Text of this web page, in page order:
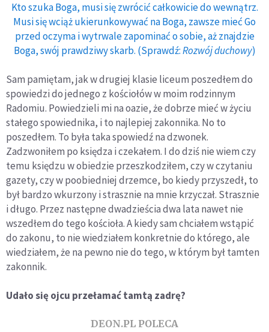
Kto szuka Boga, musi się zwrócić całkowicie do wewnątrz.
Musi się wciąż ukierunkowywać na Boga, zawsze mieć Go
przed oczyma i wytrwale zapominać o sobie, aż znajdzie
Boga, swój prawdziwy skarb. (Sprawdź:Rozwój duchowy)
Sam pamiętam, jak w drugiej klasie liceum poszedłem do
spowiedzi do jednego z kościołów w moim rodzinnym
Radomiu. Powiedzieli mi na oazie, że dobrze mieć w życiu
stałego spowiednika, i to najlepiej zakonnika. No to
poszedłem. To była taka spowiedź na dzwonek.
Zadzwoniłem po księdza i czekałem. I do dziś nie wiem czy
temu księdzu w obiedzie przeszkodziłem, czy w czytaniu
gazety, czy w poobiedniej drzemce, bo kiedy przyszedł, to
był bardzo wkurzony i strasznie na mnie krzyczał. Strasznie
i długo. Przez następne dwadzieścia dwa lata nawet nie
wszedłem do tego kościoła. A kiedy sam chciałem wstąpić
do zakonu, to nie wiedziałem konkretnie do którego, ale
wiedziałem, że na pewno nie do tego, w którym był tamten
zakonnik.
Udało się ojcu przełamać tamtą zadrę?
DEON.PL POLECA